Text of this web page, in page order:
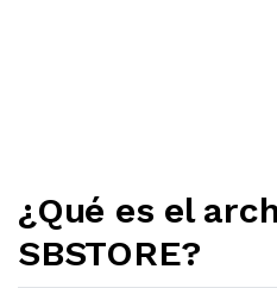
¿Qué es el
SBSTORE?